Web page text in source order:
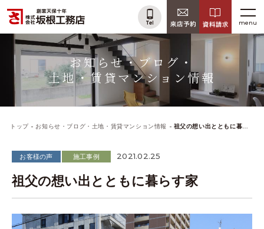
menu
お知らせ・ブログ・
土地・賃貸マンション情報
トップ お知らせ・ブログ・土地・賃貸マンション情報 祖父の想い出とともに暮らす家
お客様の声 施工事例 2021.02.25
祖父の想い出とともに暮らす家